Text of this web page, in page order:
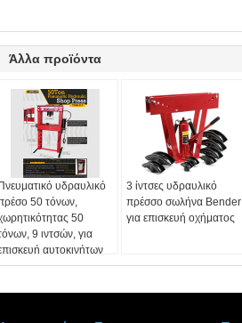
Άλλα προϊόντα
Πνευματικό υδραυλικό
50 τόνων,
50
9 ιντσών, για
αυτοκινήτων
βιομηχανική
3 ίντσες υδραυλικό
πρέσσο σωλήνα Bender
για επισκευή οχήματος